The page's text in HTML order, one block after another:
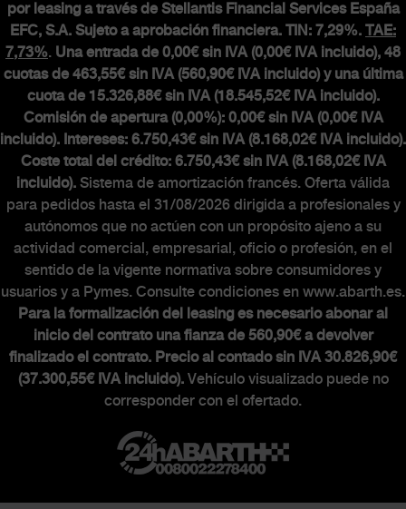
por leasing a través de Stellantis Financial Services España
EFC, S.A. Sujeto a aprobación financiera. TIN: 7,29%. TAE:
7,73%. Una entrada de 0,00€ sin IVA (0,00€ IVA incluido), 48
cuotas de 463,55€ sin IVA (560,90€ IVA incluido) y una última
cuota de 15.326,88€ sin IVA (18.545,52€ IVA incluido).
Comisión de apertura (0,00%): 0,00€ sin IVA (0,00€ IVA
incluido). Intereses: 6.750,43€ sin IVA (8.168,02€ IVA incluido).
Coste total del crédito: 6.750,43€ sin IVA (8.168,02€ IVA
incluido). Sistema de amortización francés. Oferta válida
para pedidos hasta el 31/08/2026 dirigida a profesionales y
autónomos que no actúen con un propósito ajeno a su
actividad comercial, empresarial, oficio o profesión, en el
sentido de la vigente normativa sobre consumidores y
usuarios y a Pymes. Consulte condiciones en www.abarth.es.
Para la formalización del leasing es necesario abonar al
inicio del contrato una fianza de 560,90€ a devolver
finalizado el contrato. Precio al contado sin IVA 30.826,90€
(37.300,55€ IVA incluido).Vehículo visualizado puede no
corresponder con el ofertado.